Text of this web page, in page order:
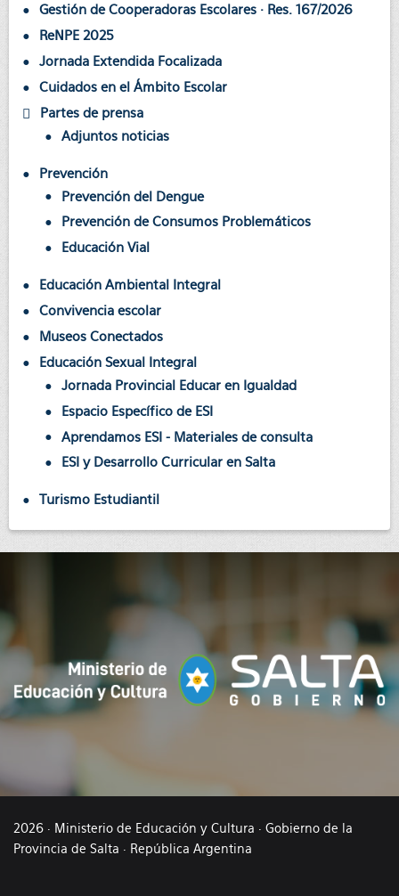
Gestión de Cooperadoras Escolares · Res. 167/2026
ReNPE 2025
Jornada Extendida Focalizada
Cuidados en el Ámbito Escolar
Partes de prensa
Adjuntos noticias
Prevención
Prevención del Dengue
Prevención de Consumos Problemáticos
Educación Vial
Educación Ambiental Integral
Convivencia escolar
Museos Conectados
Educación Sexual Integral
Jornada Provincial Educar en Igualdad
Espacio Específico de ESI
Aprendamos ESI - Materiales de consulta
ESI y Desarrollo Curricular en Salta
Turismo Estudiantil
2026 · Ministerio de Educación y Cultura · Gobierno de la
Provincia de Salta · República Argentina